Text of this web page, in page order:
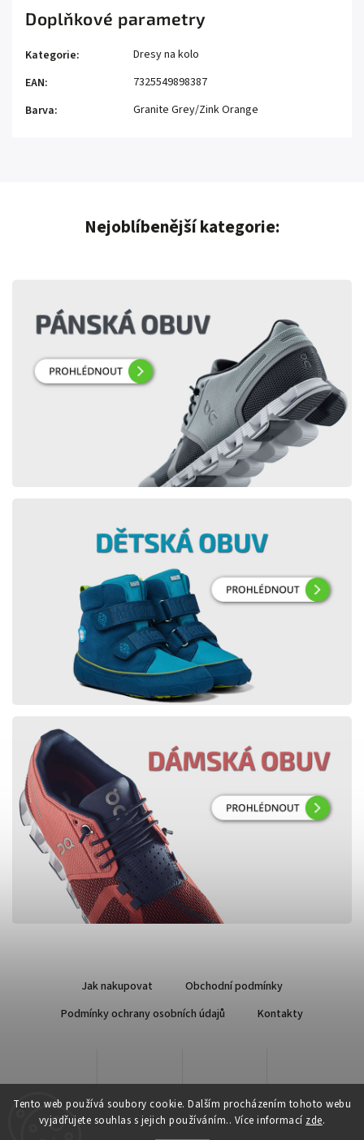
Tento web používá soubory cookie. Dalším procházením tohoto webu
vyjadřujete souhlas s jejich používáním.. Více informací zde.
Doplňkové parametry
Kategorie:
Dresy na kolo
EAN:
7325549898387
Barva: Granite Grey/Zink Orange
Nejoblíbenější kategorie:
Jak nakupovat
Obchodní podmínky
Podmínky ochrany osobních údajů
Kontakty